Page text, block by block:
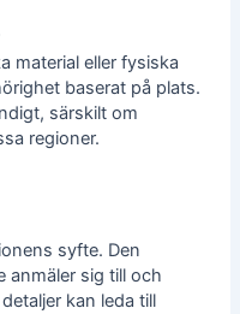
material eller fysiska
baserat på plats.
särskilt om
regioner.
syfte. Den
anmäler sig till och
kan leda till